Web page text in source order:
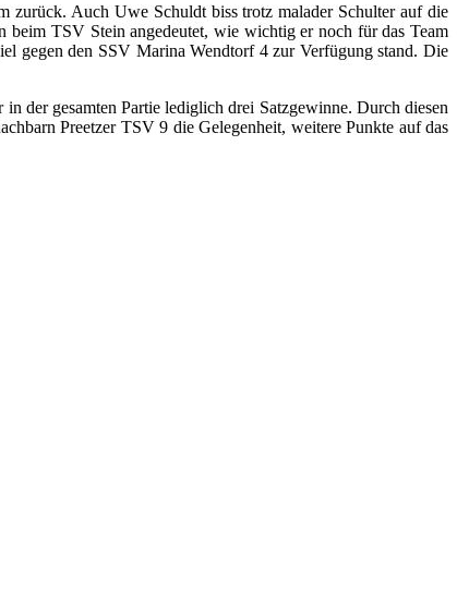
zurück. Auch Uwe Schuldt biss trotz malader Schulter auf die
TSV Stein angedeutet, wie wichtig er noch für das Team
gegen den SSV Marina Wendtorf 4 zur Verfügung stand. Die
der gesamten Partie lediglich drei Satzgewinne. Durch diesen
Preetzer TSV 9 die Gelegenheit, weitere Punkte auf das